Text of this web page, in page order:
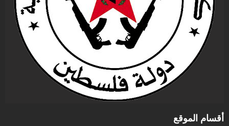
أقسام الموقع